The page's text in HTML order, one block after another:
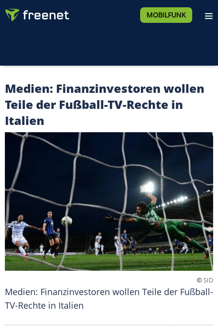
MOBILFUNK
Medien: Finanzinvestoren wollen
Teile der Fußball-TV-Rechte in
Italien
©SID
Medien: Finanzinvestoren wollen Teile der Fußball-
TV-Rechte in Italien